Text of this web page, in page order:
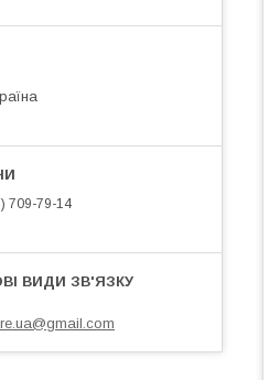
709-79-14